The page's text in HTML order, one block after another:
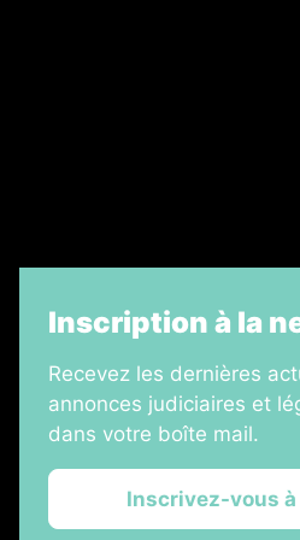
Inscription à la
Recevez les dernières
annonces judiciaires et
dans votre boîte mail.
Inscrivez-vous